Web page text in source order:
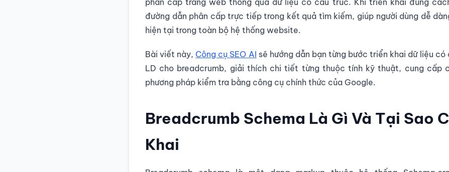
phân cấp trang web thông qua dữ liệu có cấu trúc. Khi triển khai đúng
đường dẫn phân cấp trực tiếp trong kết quả tìm kiếm, giúp người dùng dễ
hiện tại trong toàn bộ hệ thống website.
Bài viết này, Công cụ SEO AI sẽ hướng dẫn bạn từng bước triển khai dữ liệu
LD cho breadcrumb, giải thích chi tiết từng thuộc tính kỹ thuật, cung cấp
phương pháp kiểm tra bằng công cụ chính thức của Google.
Breadcrumb Schema Là Gì Và Tại Sao
Khai